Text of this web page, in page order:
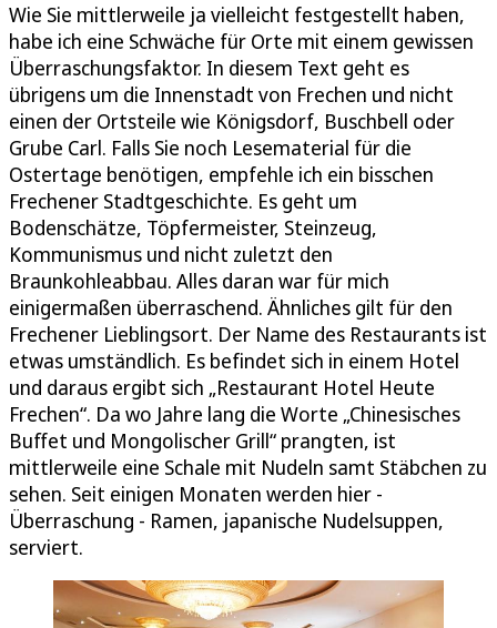
Wie Sie mittlerweile ja vielleicht festgestellt haben,
habe ich eine Schwäche für Orte mit einem gewissen
Überraschungsfaktor. In diesem Text geht es
übrigens um die Innenstadt von Frechen und nicht
einen der Ortsteile wie Königsdorf, Buschbell oder
Grube Carl. Falls Sie noch Lesematerial für die
Ostertage benötigen, empfehle ich ein bisschen
Frechener Stadtgeschichte. Es geht um
Bodenschätze, Töpfermeister, Steinzeug,
Kommunismus und nicht zuletzt den
Braunkohleabbau. Alles daran war für mich
einigermaßen überraschend. Ähnliches gilt für den
Frechener Lieblingsort. Der Name des Restaurants ist
etwas umständlich. Es befindet sich in einem Hotel
und daraus ergibt sich „Restaurant Hotel Heute
Frechen“. Da wo Jahre lang die Worte „Chinesisches
Buffet und Mongolischer Grill“ prangten, ist
mittlerweile eine Schale mit Nudeln samt Stäbchen zu
sehen. Seit einigen Monaten werden hier -
Überraschung - Ramen, japanische Nudelsuppen,
serviert.